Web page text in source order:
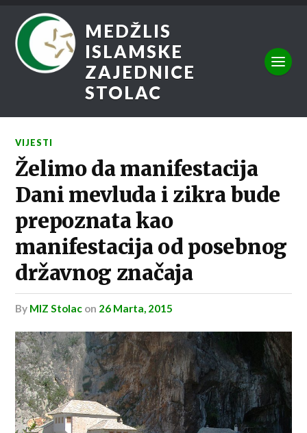
MEDŽLIS
ISLAMSKE
ZAJEDNICE
STOLAC
VIJESTI
Želimo da manifestacija
Dani mevluda i zikra bude
prepoznata kao
manifestacija od posebnog
državnog značaja
by MIZ Stolac on 26 Marta, 2015